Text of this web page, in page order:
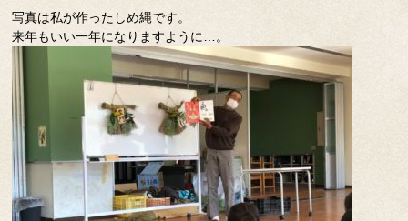
写真は私が作ったしめ縄です。
来年もいい一年になりますように…。